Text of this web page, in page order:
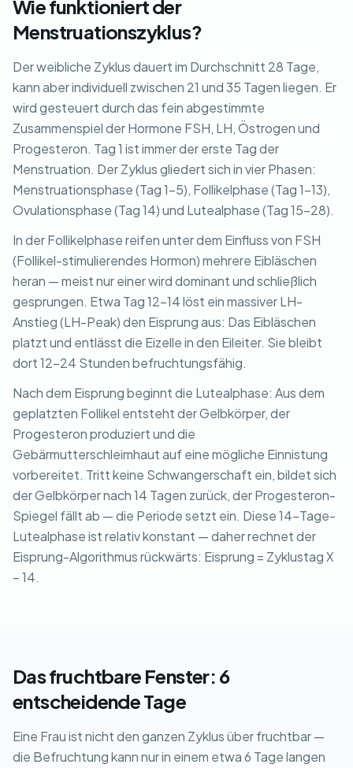
Wie funktioniert der
Menstruationszyklus?
Der weibliche Zyklus dauert im Durchschnitt 28 Tage,
kann aber individuell zwischen 21 und 35 Tagen liegen. Er
wird gesteuert durch das fein abgestimmte
Zusammenspiel der Hormone FSH, LH, Östrogen und
Progesteron. Tag 1 ist immer der erste Tag der
Menstruation. Der Zyklus gliedert sich in vier Phasen:
Menstruationsphase (Tag 1-5), Follikelphase (Tag 1-13),
Ovulationsphase (Tag 14) und Lutealphase (Tag 15-28).
In der Follikelphase reifen unter dem Einfluss von FSH
(Follikel-stimulierendes Hormon) mehrere Eibläschen
heran — meist nur einer wird dominant und schließlich
gesprungen. Etwa Tag 12-14 löst ein massiver LH-
Anstieg (LH-Peak) den Eisprung aus: Das Eibläschen
platzt und entlässt die Eizelle in den Eileiter. Sie bleibt
dort 12-24 Stunden befruchtungsfähig.
Nach dem Eisprung beginnt die Lutealphase: Aus dem
geplatzten Follikel entsteht der Gelbkörper, der
Progesteron produziert und die
Gebärmutterschleimhaut auf eine mögliche Einnistung
vorbereitet. Tritt keine Schwangerschaft ein, bildet sich
der Gelbkörper nach 14 Tagen zurück, der Progesteron-
Spiegel fällt ab — die Periode setzt ein. Diese 14-Tage-
Lutealphase ist relativ konstant — daher rechnet der
Eisprung-Algorithmus rückwärts: Eisprung = Zyklustag X
− 14.
Das fruchtbare Fenster: 6
entscheidende Tage
Eine Frau ist nicht den ganzen Zyklus über fruchtbar —
die Befruchtung kann nur in einem etwa 6 Tage langen